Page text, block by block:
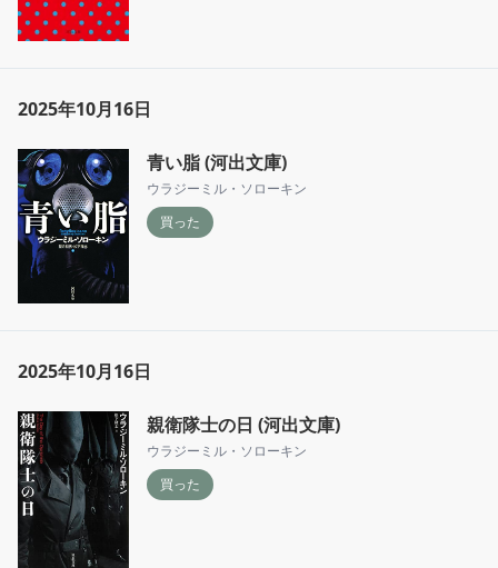
2025年10月16日
青い脂 (河出文庫)
ウラジーミル・ソローキン
買った
2025年10月16日
親衛隊士の日 (河出文庫)
ウラジーミル・ソローキン
買った